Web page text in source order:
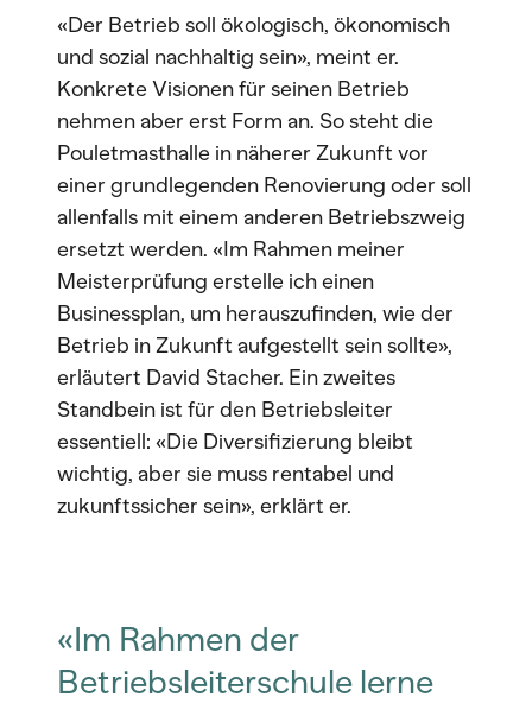
«Der Betrieb soll ökologisch, ökonomisch
und sozial nachhaltig sein», meint er.
Konkrete Visionen für seinen Betrieb
nehmen aber erst Form an. So steht die
Pouletmasthalle in näherer Zukunft vor
einer grundlegenden Renovierung oder soll
allenfalls mit einem anderen Betriebszweig
ersetzt werden. «Im Rahmen meiner
Meisterprüfung erstelle ich einen
Businessplan, um herauszufinden, wie der
Betrieb in Zukunft aufgestellt sein sollte»,
erläutert David Stacher. Ein zweites
Standbein ist für den Betriebsleiter
essentiell: «Die Diversifizierung bleibt
wichtig, aber sie muss rentabel und
zukunftssicher sein», erklärt er.
«Im Rahmen der
Betriebsleiterschule lerne